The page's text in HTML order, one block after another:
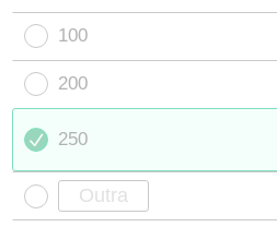
100
200
250